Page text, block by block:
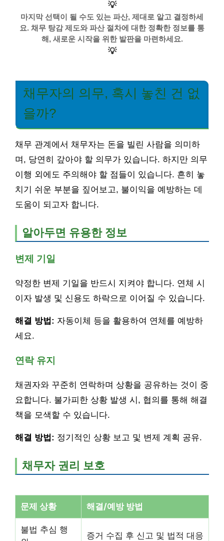
💡
마지막 선택이 될 수도 있는 파산, 제대로 알고 결정하세
요. 채무 탕감 제도와 파산 절차에 대한 정확한 정보를 통
해, 새로운 시작을 위한 발판을 마련하세요.
💡
채무자의 의무, 혹시 놓친 건 없
을까?
채무 관계에서 채무자는 돈을 빌린 사람을 의미하
며, 당연히 갚아야 할 의무가 있습니다. 하지만 의무
이행 외에도 주의해야 할 점들이 있습니다. 흔히 놓
치기 쉬운 부분을 짚어보고, 불이익을 예방하는 데
도움이 되고자 합니다.
알아두면 유용한 정보
변제 기일
약정한 변제 기일을 반드시 지켜야 합니다. 연체 시
이자 발생 및 신용도 하락으로 이어질 수 있습니다.
해결 방법: 자동이체 등을 활용하여 연체를 예방하
세요.
연락 유지
채권자와 꾸준히 연락하며 상황을 공유하는 것이 중
요합니다. 불가피한 상황 발생 시, 협의를 통해 해결
책을 모색할 수 있습니다.
해결 방법: 정기적인 상황 보고 및 변제 계획 공유.
채무자 권리 보호
문제 상황 해결/예방 방법
불법 추심 행
증거 수집 후 신고 및 법적 대응